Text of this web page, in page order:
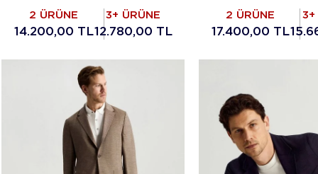
2 ÜRÜNE
14.200,00 TL
3+ ÜRÜNE
12.780,00 TL
2 ÜRÜNE
17.400,00 TL
3+